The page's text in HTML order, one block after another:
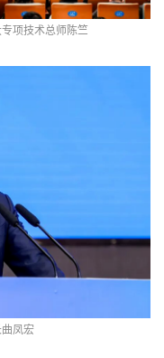
项技术总师陈竺
凤宏